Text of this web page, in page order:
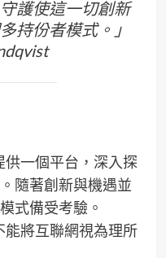
護使這一切創新
持份者模式。」
一個平台，深入探
隨著創新與機遇並
式備受考驗。
能將互聯網視為理所